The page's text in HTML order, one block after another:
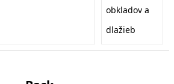
obkladov a
dlažieb